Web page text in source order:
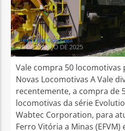
Arara Azul FM
Henrique Gonzaga
28 DE MARÇO DE 2025
Vale compra 50 locomotivas
Novas Locomotivas A Vale
recentemente, a compra de
locomotivas da série
Wabtec Corporation, para
Ferro Vitória a Minas (EFVM)